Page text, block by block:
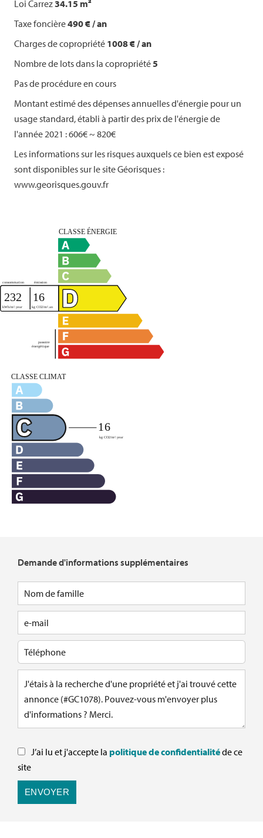
Loi Carrez34.15 m²
Taxe foncière490 € / an
Charges de copropriété 1008 € / an
Nombre de lots dans la copropriété5
Pas de procédure en cours
Montant estimé des dépenses annuelles d'énergie pour un
usage standard, établi à partir des prix de l'énergie de
l'année 2021 : 606€ ~ 820€
Les informations sur les risques auxquels ce bien est exposé
sont disponibles sur le site Géorisques :
www.georisques.gouv.fr
Demande d'informations supplémentaires
J’ai lu et j'accepte la politique de confidentialitéde ce
site
ENVOYER